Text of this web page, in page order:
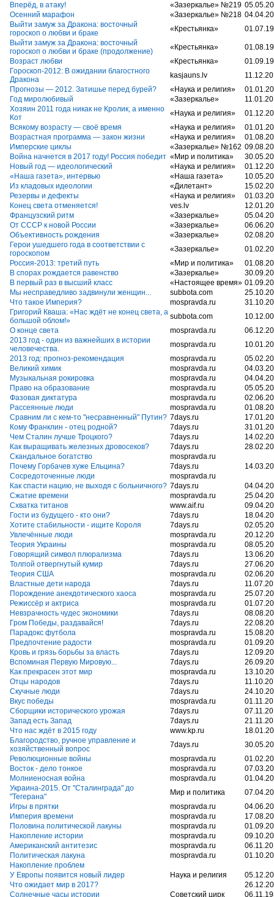
Вперёд, в атаку! «Зазеркалье» №219
Осенний марафон
«Зазеркалье» №218
Выйти замуж за Дракона: восточный
гороскоп о любви и браке
«Крестьянка»
Выйти замуж за Дракона: восточный
гороскоп о любви и браке (продолжение)
«Крестьянка»
Возраст любви
«Крестьянка»
Гороскоп-2012: В ожидании благостного
Дракона
kasjauns.lv
Прогнозы — 2012. Затишье перед бурей?
«Наука и религия»
Год миролюбивый
«Зазеркалье»
Хозяин 2011 года никак не Кролик, а именно
Кот
«Наука и религия»
Всякому возрасту — своё время
«Наука и религия»
Возрастная программа — закон жизни
«Наука и религия»
Имперские циклы
«Зазеркалье» №162
Война начнется в 2017 году! Россия победит «Мир и политика»
Новый год — идеологический
«Наука и религия»
«Наша газета», интервью
«Наша газета»
Из кладовых идеологии
«Дилетант»
Резервы и дефекты
«Наука и религия»
Конец света отменяется!
ves.lv
Французский ритм
«Зазеркалье»
От СССР к новой России
«Зазеркалье»
Объективность рождения
«Зазеркалье»
Герои ушедшего года в соответствии с
гороскопом
«Зазеркалье»
Россия-2013: третий путь
«Мир и политика»
В спорах рождается равенство
«Зазеркалье»
В первый раз в высший класс
«Настоящее время»
Мы несправедливо задвинули женщин...
subbota.com
Что такое Империя?
mospravda.ru
Григорий Кваша: «Нас ждёт не конец света, а
большой облом!»
subbota.com
О конце света
mospravda.ru
2013 год - один из важнейших в истории
человечества.
mospravda.ru
2013 год: прогноз-рекомендация
mospravda.ru
Великий химик
mospravda.ru
Музыкальная рокировка
mospravda.ru
Право на образование
mospravda.ru
Фазовая диктатура
mospravda.ru
Рассеянные люди
mospravda.ru
Сравним ли с кем-то "несравненный" Путин? 7days.ru
Кому Франклин - отец родной?
7days.ru
Чем Сталин лучше Троцкого?
7days.ru
Как выращивать железных дровосеков?
7days.ru
Скандальное богатство
mospravda.ru
Почему Горбачев хуже Ельцина?
7days.ru
Сосредоточенные люди
mospravda.ru
Как спасти нацию, не выходя с больничного? 7days.ru
Сжатие времени
mospravda.ru
Схватка титанов
www.aif.ru
Гости из будущего - кто они?
7days.ru
Хотите стабильности - ищите Короля
7days.ru
Увлечённые люди
mospravda.ru
Теория Украины
mospravda.ru
Говорящий символ плюрализма
7days.ru
Толпой отвергнутый кумир
7days.ru
Теория США
mospravda.ru
Властные дети народа
7days.ru
Порождение анекдотического хаоса
mospravda.ru
Режиссёр и актриса
mospravda.ru
Невзрачность чудес экономики
7days.ru
Гром Победы, раздавайся!
7days.ru
Парадокс футбола
mospravda.ru
Предпочтение радости
mospravda.ru
Кровь и грязь борьбы за власть
7days.ru
Вспоминая Первую Мировую...
7days.ru
Как прекрасен этот мир
mospravda.ru
Отцы народов
7days.ru
Скучные люди
7days.ru
Вкус победы
mospravda.ru
Сборщики исторического урожая
7days.ru
Запад есть Запад
7days.ru
Что нас ждёт в 2015 году
www.kp.ru
Благородство, ручное управление и
хозяйственный вопрос
7days.ru
Революционные войны
mospravda.ru
Восток - дело тонкое
mospravda.ru
Молниеносная война
mospravda.ru
Украина-2015. От "Сталинграда" до
"Тегерана"
Мир и политика
Игры в прятки
mospravda.ru
Империя времени
mospravda.ru
Половина политической лакуны
mospravda.ru
Накопление истории
mospravda.ru
Американский антитезис
mospravda.ru
Политическая лакуна
mospravda.ru
Накопление проблем
У Европы появится новый лидер
Наука и религия
Что ожидает мир в 2017?
Солнечные часы истории
Советский цирк